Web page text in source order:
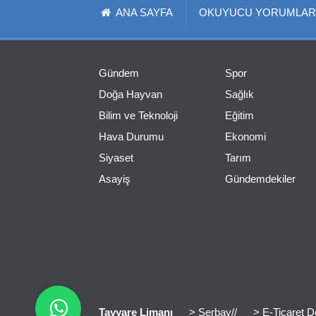
ANA SAYFA OKUYUCU
Gündem
Doğa Hayvan
Bilim ve Teknoloji
Hava Durumu
Siyaset
Asayiş
Spor
Sağlık
Eğitim
Ekonomi
Tarım
Gündemdekiler
Tayyare Limanı > Serbay// > E-Ticaret